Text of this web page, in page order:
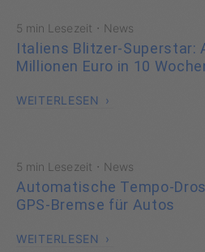
5 min Lesezeit · News
Italiens Blitzer-Superstar:
Millionen Euro in 10
WEITERLESEN
5 min Lesezeit · News
Automatische Tempo-
GPS-Bremse für Autos
WEITERLESEN